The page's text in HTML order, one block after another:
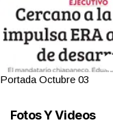
Portada Octubre 03
Fotos Y Videos